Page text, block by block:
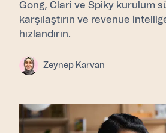
Gong, Clari ve Spiky kurulum
karşılaştırın ve revenue
hızlandırın.
Zeynep Karvan